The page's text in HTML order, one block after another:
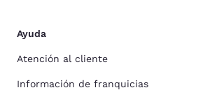
Ayuda
Atención al cliente
Información de franquicias